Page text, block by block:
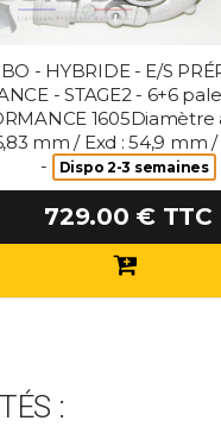
- HYBRIDE - E/S
- STAGE2 - 6+6
1605Diamètre
mm / Exd : 54,9 mm /
-
Dispo 2-3 semaines
729.00 € TTC
: